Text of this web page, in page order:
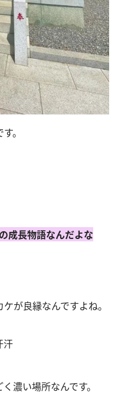
。
成長物語なんだよな
が良縁なんですよね。
汗
濃い場所なんです。